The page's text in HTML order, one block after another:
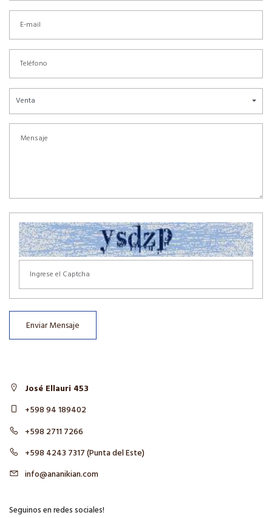
Venta
Enviar Mensaje
José Ellauri 453
+598 94 189402
+598 2711 7266
+598 4243 7317 (Punta del Este)
info@ananikian.com
Seguinos en redes sociales!